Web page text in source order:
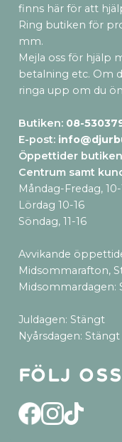
finns här för att
Ring butiken för
mm.
Mejla oss för hjälp
betalning etc. Om
ringa upp om du
Butiken: 08-
E-post:
Öppettider
Centrum samt
Måndag-Fredag, 10-
Lördag 10-16
Söndag, 11-16
Avvikande
Midsommarafton,
Midsommardagen:
Juldagen: Stängt
Nyårsdagen: Stängt
Följ oss